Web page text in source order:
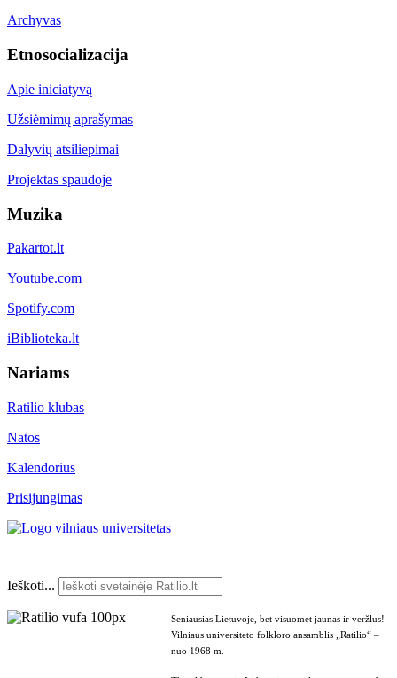
Archyvas
Etnosocializacija
Apie iniciatyvą
Užsiėmimų aprašymas
Dalyvių atsiliepimai
Projektas spaudoje
Muzika
Pakartot.lt
Youtube.com
Spotify.com
iBiblioteka.lt
Nariams
Ratilio klubas
Natos
Kalendorius
Prisijungimas
Ieškoti...
Seniausias Lietuvoje, bet visuomet jaunas ir veržlus!
Vilniaus universiteto folkloro ansamblis „Ratilio“ –
nuo 1968 m.